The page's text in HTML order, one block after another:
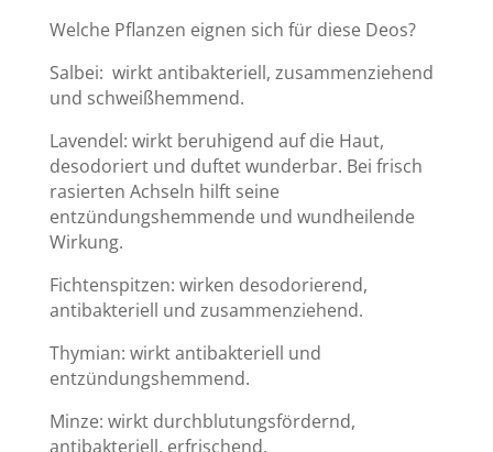
Welche Pflanzen eignen sich für diese Deos?
Salbei: wirkt antibakteriell, zusammenziehend
und schweißhemmend.
Lavendel: wirkt beruhigend auf die Haut,
desodoriert und duftet wunderbar. Bei frisch
rasierten Achseln hilft seine
entzündungshemmende und wundheilende
Wirkung.
Fichtenspitzen: wirken desodorierend,
antibakteriell und zusammenziehend.
Thymian: wirkt antibakteriell und
entzündungshemmend.
Minze: wirkt durchblutungsfördernd,
antibakteriell, erfrischend.